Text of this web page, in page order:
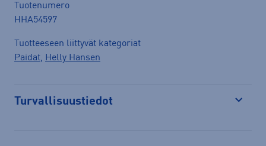
Tuotenumero
HHA54597
Tuotteeseen liittyvät kategoriat
Paidat, Helly Hansen
Turvallisuustiedot